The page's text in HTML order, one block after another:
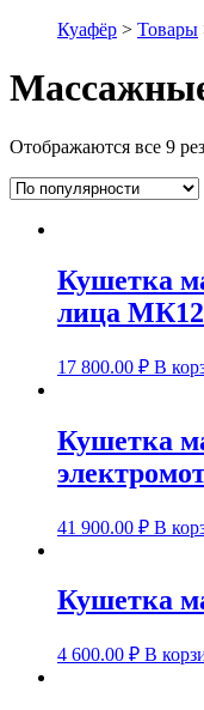
Куафёр > Товары
Отображаются все 9
Кушетка
лица МК12
17 800.00 ₽ В
Кушетка
41 900.00 ₽ В
Кушетка
4 600.00 ₽ В